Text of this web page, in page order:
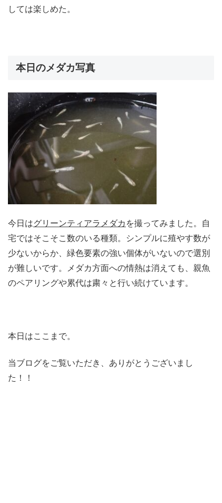
しては楽しめた。
本日のメダカ写真
今日はグリーンティアラメダカ を撮ってみました。自
宅ではそこそこ数のいる種類。シンプルに殖やす数が
少ないからか、緑色要素の強い個体がいないので選別
が難しいです。メダカ方面への情熱は消えても、親魚
のペアリングや累代は粛々と行い続けています。
本日はここまで。
当ブログをご覧いただき、ありがとうございまし
た！！